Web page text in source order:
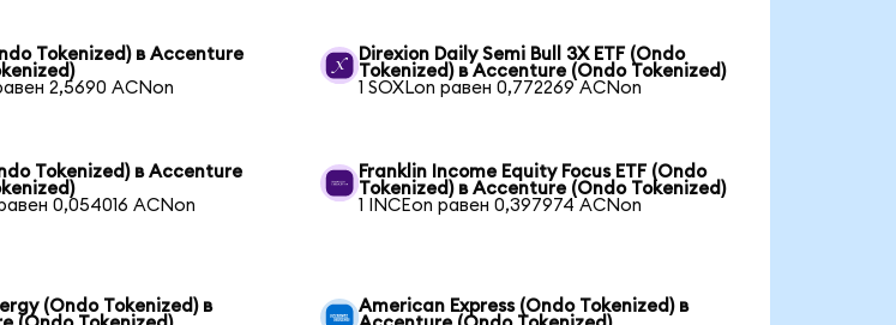
Tokenized) в Accenture
2,5690 ACNon
Direxion Daily Semi Bull 3X ETF (Ondo
Tokenized) в Accenture (Ondo Tokenized)
1 SOXLon равен 0,772269 ACNon
Tokenized) в Accenture
0,054016 ACNon
Franklin Income Equity Focus ETF (Ondo
Tokenized) в Accenture (Ondo Tokenized)
1 INCEon равен 0,397974 ACNon
(Ondo Tokenized) в
American Express (Ondo Tokenized) в